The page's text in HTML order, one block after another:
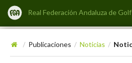
Real Federación Andaluza de Golf
/ Publicaciones / Noticias /